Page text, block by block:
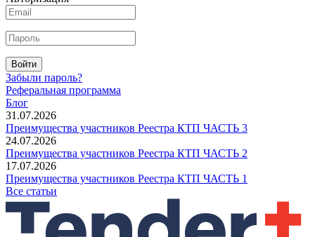
Войти
Забыли пароль?
Реферальная программа
Блог
31.07.2026
Преимущества участников Реестра КТП ЧАСТЬ 3
24.07.2026
Преимущества участников Реестра КТП ЧАСТЬ 2
17.07.2026
Преимущества участников Реестра КТП ЧАСТЬ 1
Все статьи